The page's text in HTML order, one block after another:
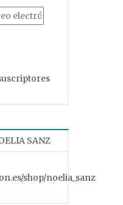
electrónico
SANZ
shop/noelia_sanz